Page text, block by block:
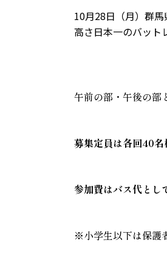
10月28日（月）群
高さ日本一のバット
午前の部・午後の部
募集定員は各回40名
参加費はバス代とし
※小学生以下は保護